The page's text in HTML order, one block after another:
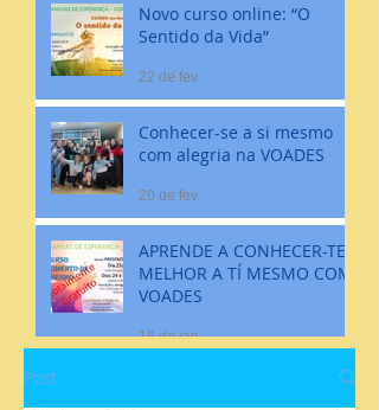
Novo curso online: “O
Sentido da Vida”
22 de fev.
Conhecer-se a si mesmo
com alegria na VOADES
20 de fev.
APRENDE A CONHECER-TE
MELHOR A TÍ MESMO COM
VOADES
16 de jan.
Post